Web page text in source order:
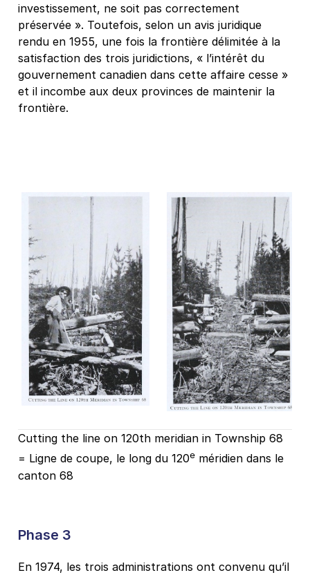
investissement, ne soit pas correctement
préservée ». Toutefois, selon un avis juridique
rendu en 1955, une fois la frontière délimitée à la
satisfaction des trois juridictions, « l’intérêt du
gouvernement canadien dans cette affaire cesse »
et il incombe aux deux provinces de maintenir la
frontière.
Cutting the line on 120th meridian in Township 68
= Ligne de coupe, le long du 120e méridien dans le
canton 68
Phase 3
En 1974, les trois administrations ont convenu qu’il